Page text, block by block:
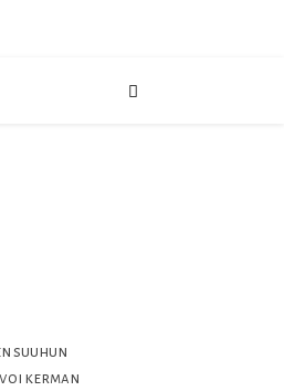
suuhun
kerman